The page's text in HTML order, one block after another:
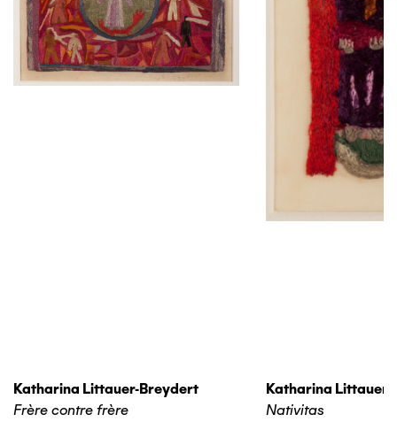
Katharina Littauer-Breydert
Frère contre frère
Katharina Littauer-
Nativitas